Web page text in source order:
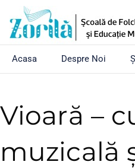
Acasa Despre Noi
Vioară –
muzicală